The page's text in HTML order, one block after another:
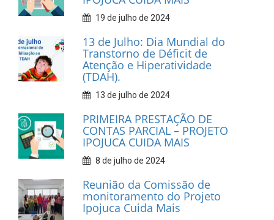
19 de julho de 2024
13 de Julho: Dia Mundial do
Transtorno de Déficit de
Atenção e Hiperatividade
(TDAH).
13 de julho de 2024
PRIMEIRA PRESTAÇÃO DE
CONTAS PARCIAL – PROJETO
IPOJUCA CUIDA MAIS
8 de julho de 2024
Reunião da Comissão de
monitoramento do Projeto
Ipojuca Cuida Mais